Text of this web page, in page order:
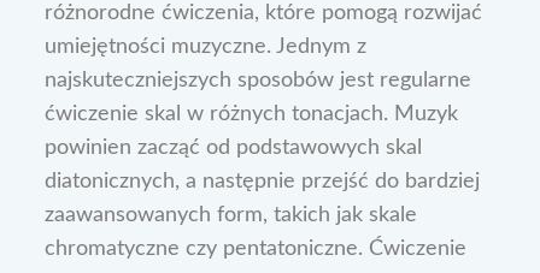
różnorodne ćwiczenia, które pomogą rozwijać
umiejętności muzyczne. Jednym z
najskuteczniejszych sposobów jest regularne
ćwiczenie skal w różnych tonacjach. Muzyk
powinien zacząć od podstawowych skal
diatonicznych, a następnie przejść do bardziej
zaawansowanych form, takich jak skale
chromatyczne czy pentatoniczne. Ćwiczenie